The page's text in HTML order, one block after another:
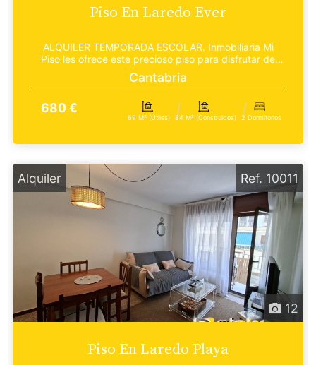
Piso En Laredo Ever
ALQUILER TEMPORADA ESCOLAR. Inmobiliaria Mi
Piso les ofrece este precioso piso para disfrutar de
una tem...
Cantabria
680 €
69 M² (útiles) 84 M² (construidos) 2 Dormitorios
Alquiler
12
Ref. 10011
Piso En Laredo Playa